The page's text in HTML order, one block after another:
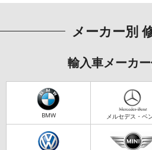
メーカー別
輸入車メーカ
BMW メルセデス・ベ